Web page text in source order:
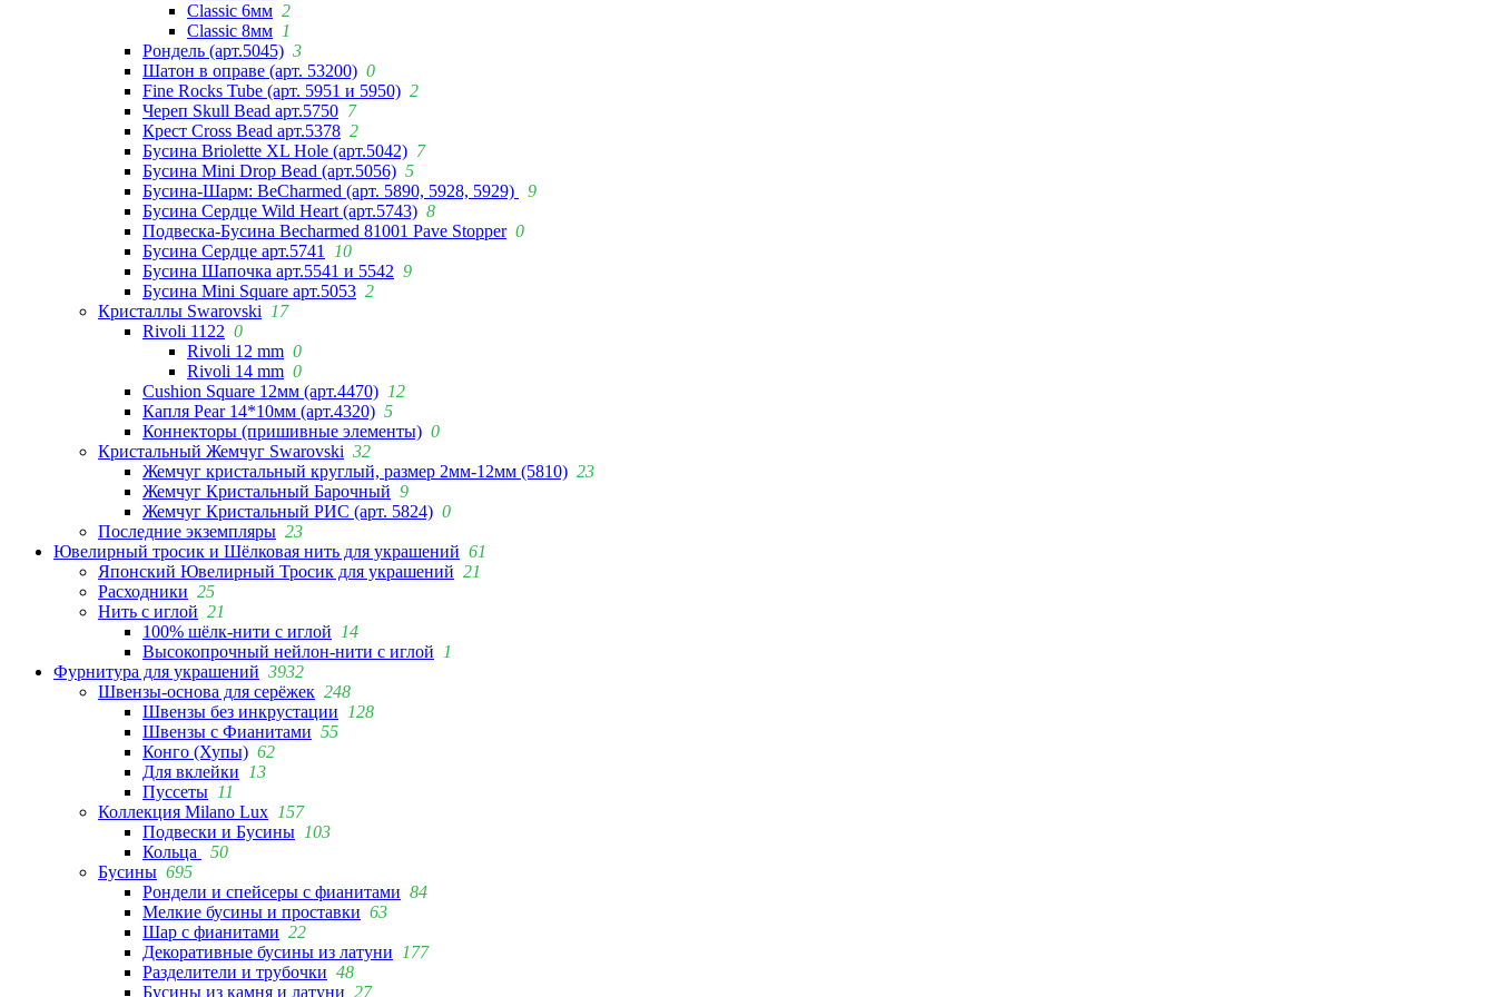
Classic 6мм 2
Classic 8мм 1
Рондель (арт.5045) 3
Шатон в оправе (арт. 53200) 0
Fine Rocks Tube (арт. 5951 и 5950) 2
Череп Skull Bead арт.5750 7
Крест Cross Bead арт.5378 2
Бусина Briolette XL Hole (арт.5042) 7
Бусина Mini Drop Bead (арт.5056) 5
Бусина-Шарм: BeCharmed (арт. 5890, 5928, 5929)
9
Бусина Сердце Wild Heart (арт.5743) 8
Подвеска-Бусина Becharmed 81001 Pave Stopper 0
Бусина Сердце арт.5741
10
Бусина Шапочка арт.5541 и 5542 9
Бусина Mini Square арт.5053 2
Кристаллы Swarovski
17
Rivoli 1122 0
Rivoli 12 mm 0
Rivoli 14 mm 0
Cushion Square 12мм (арт.4470) 12
Капля Pear 14*10мм (арт.4320) 5
Коннекторы (пришивные элементы) 0
Кристальный Жемчуг Swarovski 32
Жемчуг кристальный круглый, размер 2мм-12мм (5810) 23
Жемчуг Кристальный Барочный 9
Жемчуг Кристальный РИС (арт. 5824) 0
Последние экземпляры 23
Ювелирный тросик и Шёлковая нить для украшений 61
Японский Ювелирный Тросик для украшений 21
Расходники 25
Нить с иглой 21
100% шёлк-нити с иглой
14
Высокопрочный нейлон-нити с иглой
1
Фурнитура для украшений 3932
Швензы-основа для серёжек 248
Швензы без инкрустации
128
Швензы с Фианитами 55
Конго (Хупы) 62
Для вклейки
13
Пуссеты 11
Коллекция Milano Lux 157
Подвески и Бусины 103
Кольца
50
Бусины 695
Рондели и спейсеры с фианитами 84
Мелкие бусины и проставки 63
Шар с фианитами 22
Декоративные бусины из латуни
177
Разделители и трубочки 48
Бусины из камня и латуни 27